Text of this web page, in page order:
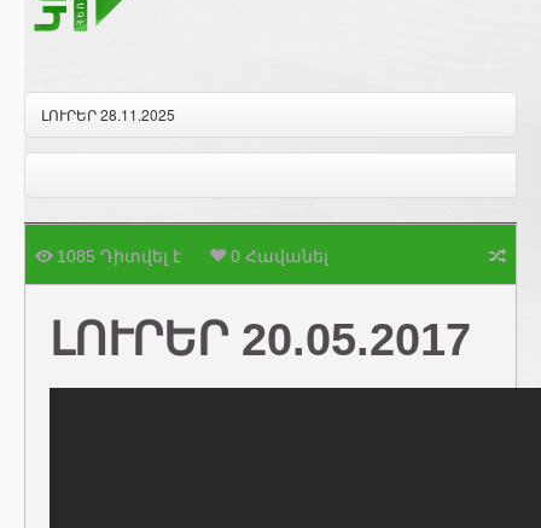
ԼՈՒՐԵՐ 28.11.2025
1085 Դիտվել է 0 Հավանել
ԼՈՒՐԵՐ 20.05.2017